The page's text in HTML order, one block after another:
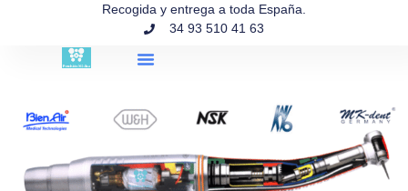
Recogida y entrega a toda España.
34 93 510 41 63